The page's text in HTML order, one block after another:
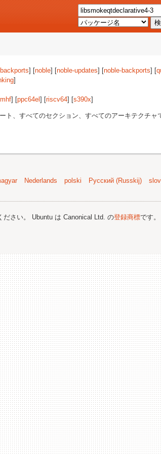
] [noble] [noble-updates] [noble-backports] [
]
] [ppc64el ] [riscv64] [s390x]
ト、すべてのセクション、すべてのアーキテクチャ
Nederlands polski Русский (Russkij)
ださい。 Ubuntu は Canonical Ltd. の登録商標です。